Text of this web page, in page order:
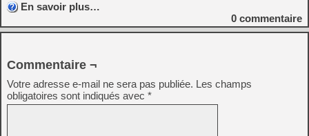
En savoir plus…
0 commentaire
Commentaire ¬
Votre adresse e-mail ne sera pas publiée. Les champs
obligatoires sont indiqués avec *